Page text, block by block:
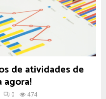
de atividades de
agora!
0 474